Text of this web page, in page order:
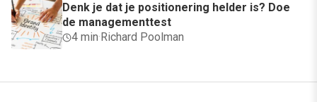
Denk je dat je positionering helder is? Doe
de managementtest
4 min· Richard Poolman